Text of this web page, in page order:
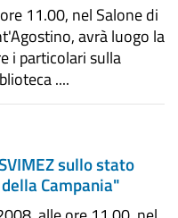
11.00, nel Salone di
avrà luogo la
i particolari sulla
....
sullo stato
Campania"